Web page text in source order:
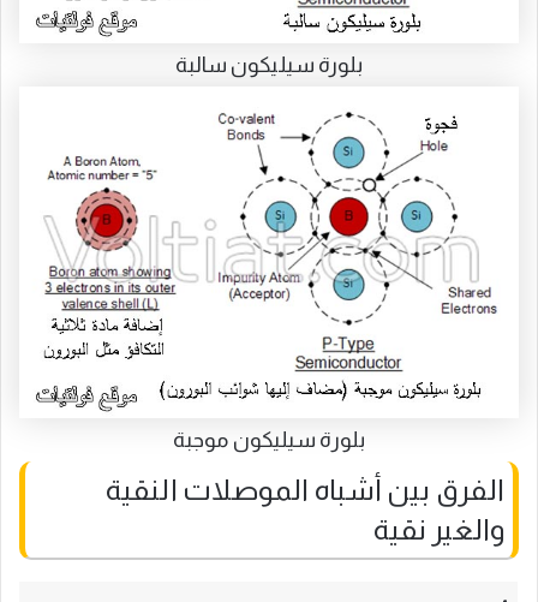
بلورة سيليكون سالبة
بلورة سيليكون موجبة
الفرق بين أشباه الموصلات النقية
والغير نقية